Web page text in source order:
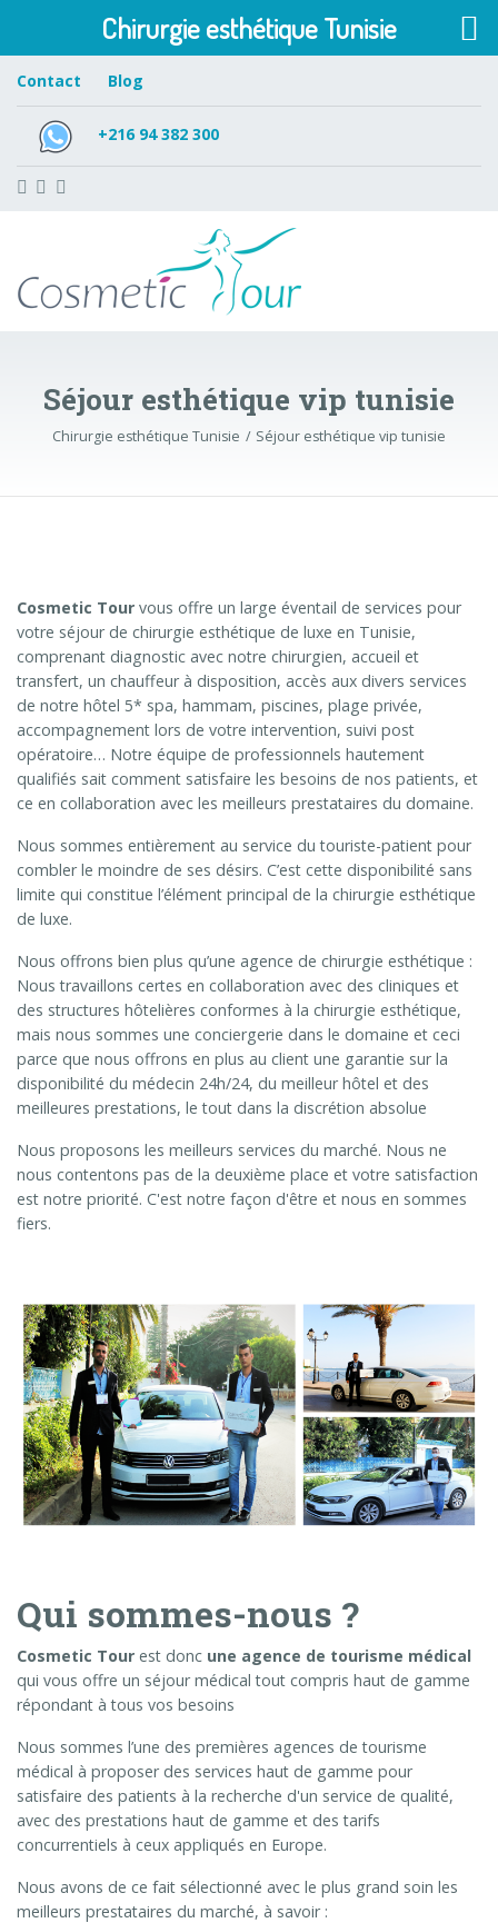
Contact Blog
+216 94 382 300
Séjour esthétique vip tunisie
Chirurgie esthétique Tunisie Séjour esthétique vip tunisie
Cosmetic Tour vous offre un large éventail de services pour
votre séjour de chirurgie esthétique de luxe en Tunisie,
comprenant diagnostic avec notre chirurgien, accueil et
transfert, un chauffeur à disposition, accès aux divers services
de notre hôtel 5* spa, hammam, piscines, plage privée,
accompagnement lors de votre intervention, suivi post
opératoire… Notre équipe de professionnels hautement
qualifiés sait comment satisfaire les besoins de nos patients, et
ce en collaboration avec les meilleurs prestataires du domaine.
Nous sommes entièrement au service du touriste-patient pour
combler le moindre de ses désirs. C’est cette disponibilité sans
limite qui constitue l’élément principal de la chirurgie esthétique
de luxe.
Nous offrons bien plus qu’une agence de chirurgie esthétique :
Nous travaillons certes en collaboration avec des cliniques et
des structures hôtelières conformes à la chirurgie esthétique,
mais nous sommes une conciergerie dans le domaine et ceci
parce que nous offrons en plus au client une garantie sur la
disponibilité du médecin 24h/24, du meilleur hôtel et des
meilleures prestations, le tout dans la discrétion absolue
Nous proposons les meilleurs services du marché. Nous ne
nous contentons pas de la deuxième place et votre satisfaction
est notre priorité. C'est notre façon d'être et nous en sommes
fiers.
Qui sommes-nous ?
Cosmetic Tour est donc une agence de tourisme médical
qui vous offre un séjour médical tout compris haut de gamme
répondant à tous vos besoins
Nous sommes l’une des premières agences de tourisme
médical à proposer des services haut de gamme pour
satisfaire des patients à la recherche d'un service de qualité,
avec des prestations haut de gamme et des tarifs
concurrentiels à ceux appliqués en Europe.
Nous avons de ce fait sélectionné avec le plus grand soin les
meilleurs prestataires du marché, à savoir :
Chirurgie esthétique Tunisie